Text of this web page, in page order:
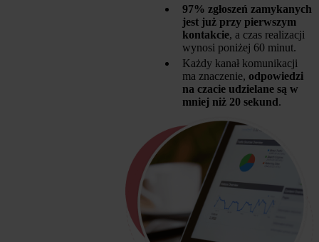
97% zgłoszeń zamykanych
jest już przy pierwszym
kontakcie, a czas realizacji
wynosi poniżej 60 minut.
Każdy kanał komunikacji
ma znaczenie, odpowiedzi
na czacie udzielane są w
mniej niż 20 sekund.